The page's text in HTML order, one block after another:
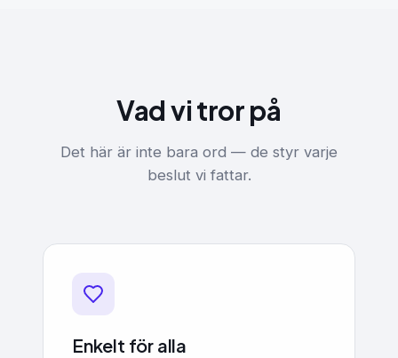
Vad vi tror på
Det här är inte bara ord — de styr varje
beslut vi fattar.
Enkelt för alla